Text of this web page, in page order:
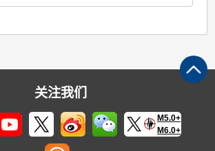
关注我们
M5.0+
M6.0+